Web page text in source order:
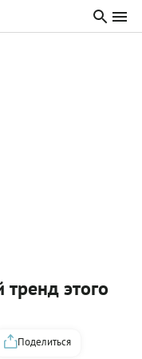
этого
Поделиться